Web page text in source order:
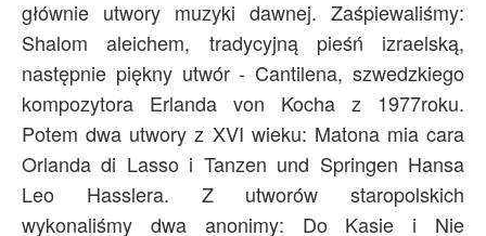
głównie utwory muzyki dawnej. Zaśpiewaliśmy:
Shalom aleichem, tradycyjną pieśń izraelską,
następnie piękny utwór - Cantilena, szwedzkiego
kompozytora Erlanda von Kocha z 1977roku.
Potem dwa utwory z XVI wieku: Matona mia cara
Orlanda di Lasso i Tanzen und Springen Hansa
Leo Hasslera. Z utworów staropolskich
wykonaliśmy dwa anonimy: Do Kasie i Nie